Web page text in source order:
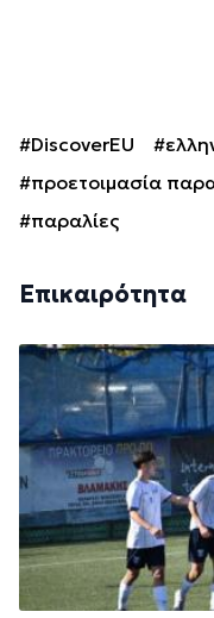
#DiscoverEU
#προετοιμασία
#παραλίες
Επικαιρότητα